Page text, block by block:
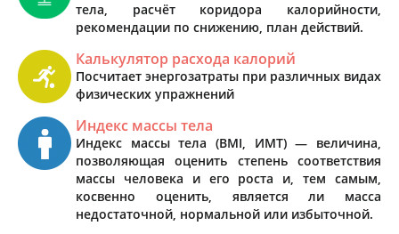
тела, расчёт коридора калорийности,
рекомендации по снижению, план действий.
Калькулятор расхода калорий
Посчитает энергозатраты при различных видах
физических упражнений
Индекс массы тела
Индекс массы тела (BMI, ИМТ) — величина,
позволяющая оценить степень соответствия
массы человека и его роста и, тем самым,
косвенно оценить, является ли масса
недостаточной, нормальной или избыточной.